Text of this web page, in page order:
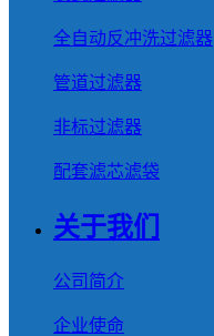
全自动反冲洗过滤器
管道过滤器
非标过滤器
配套滤芯滤袋
关于我们
公司简介
企业使命